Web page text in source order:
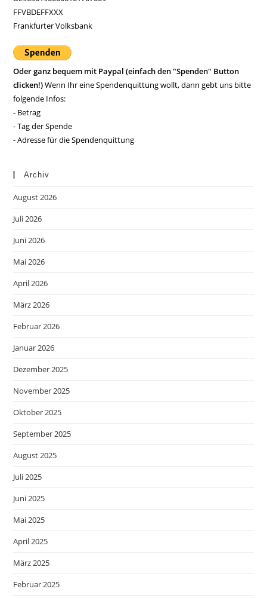
FFVBDEFFXXX
Frankfurter Volksbank
Oder ganz bequem mit Paypal (einfach den "Spenden" Button
clicken!)Wenn Ihr eine Spendenquittung wollt, dann gebt uns bitte
folgende Infos:
- Betrag
- Tag der Spende
- Adresse für die Spendenquittung
Archiv
August 2026
Juli 2026
Juni 2026
Mai 2026
April 2026
März 2026
Februar 2026
Januar 2026
Dezember 2025
November 2025
Oktober 2025
September 2025
August 2025
Juli 2025
Juni 2025
Mai 2025
April 2025
März 2025
Februar 2025